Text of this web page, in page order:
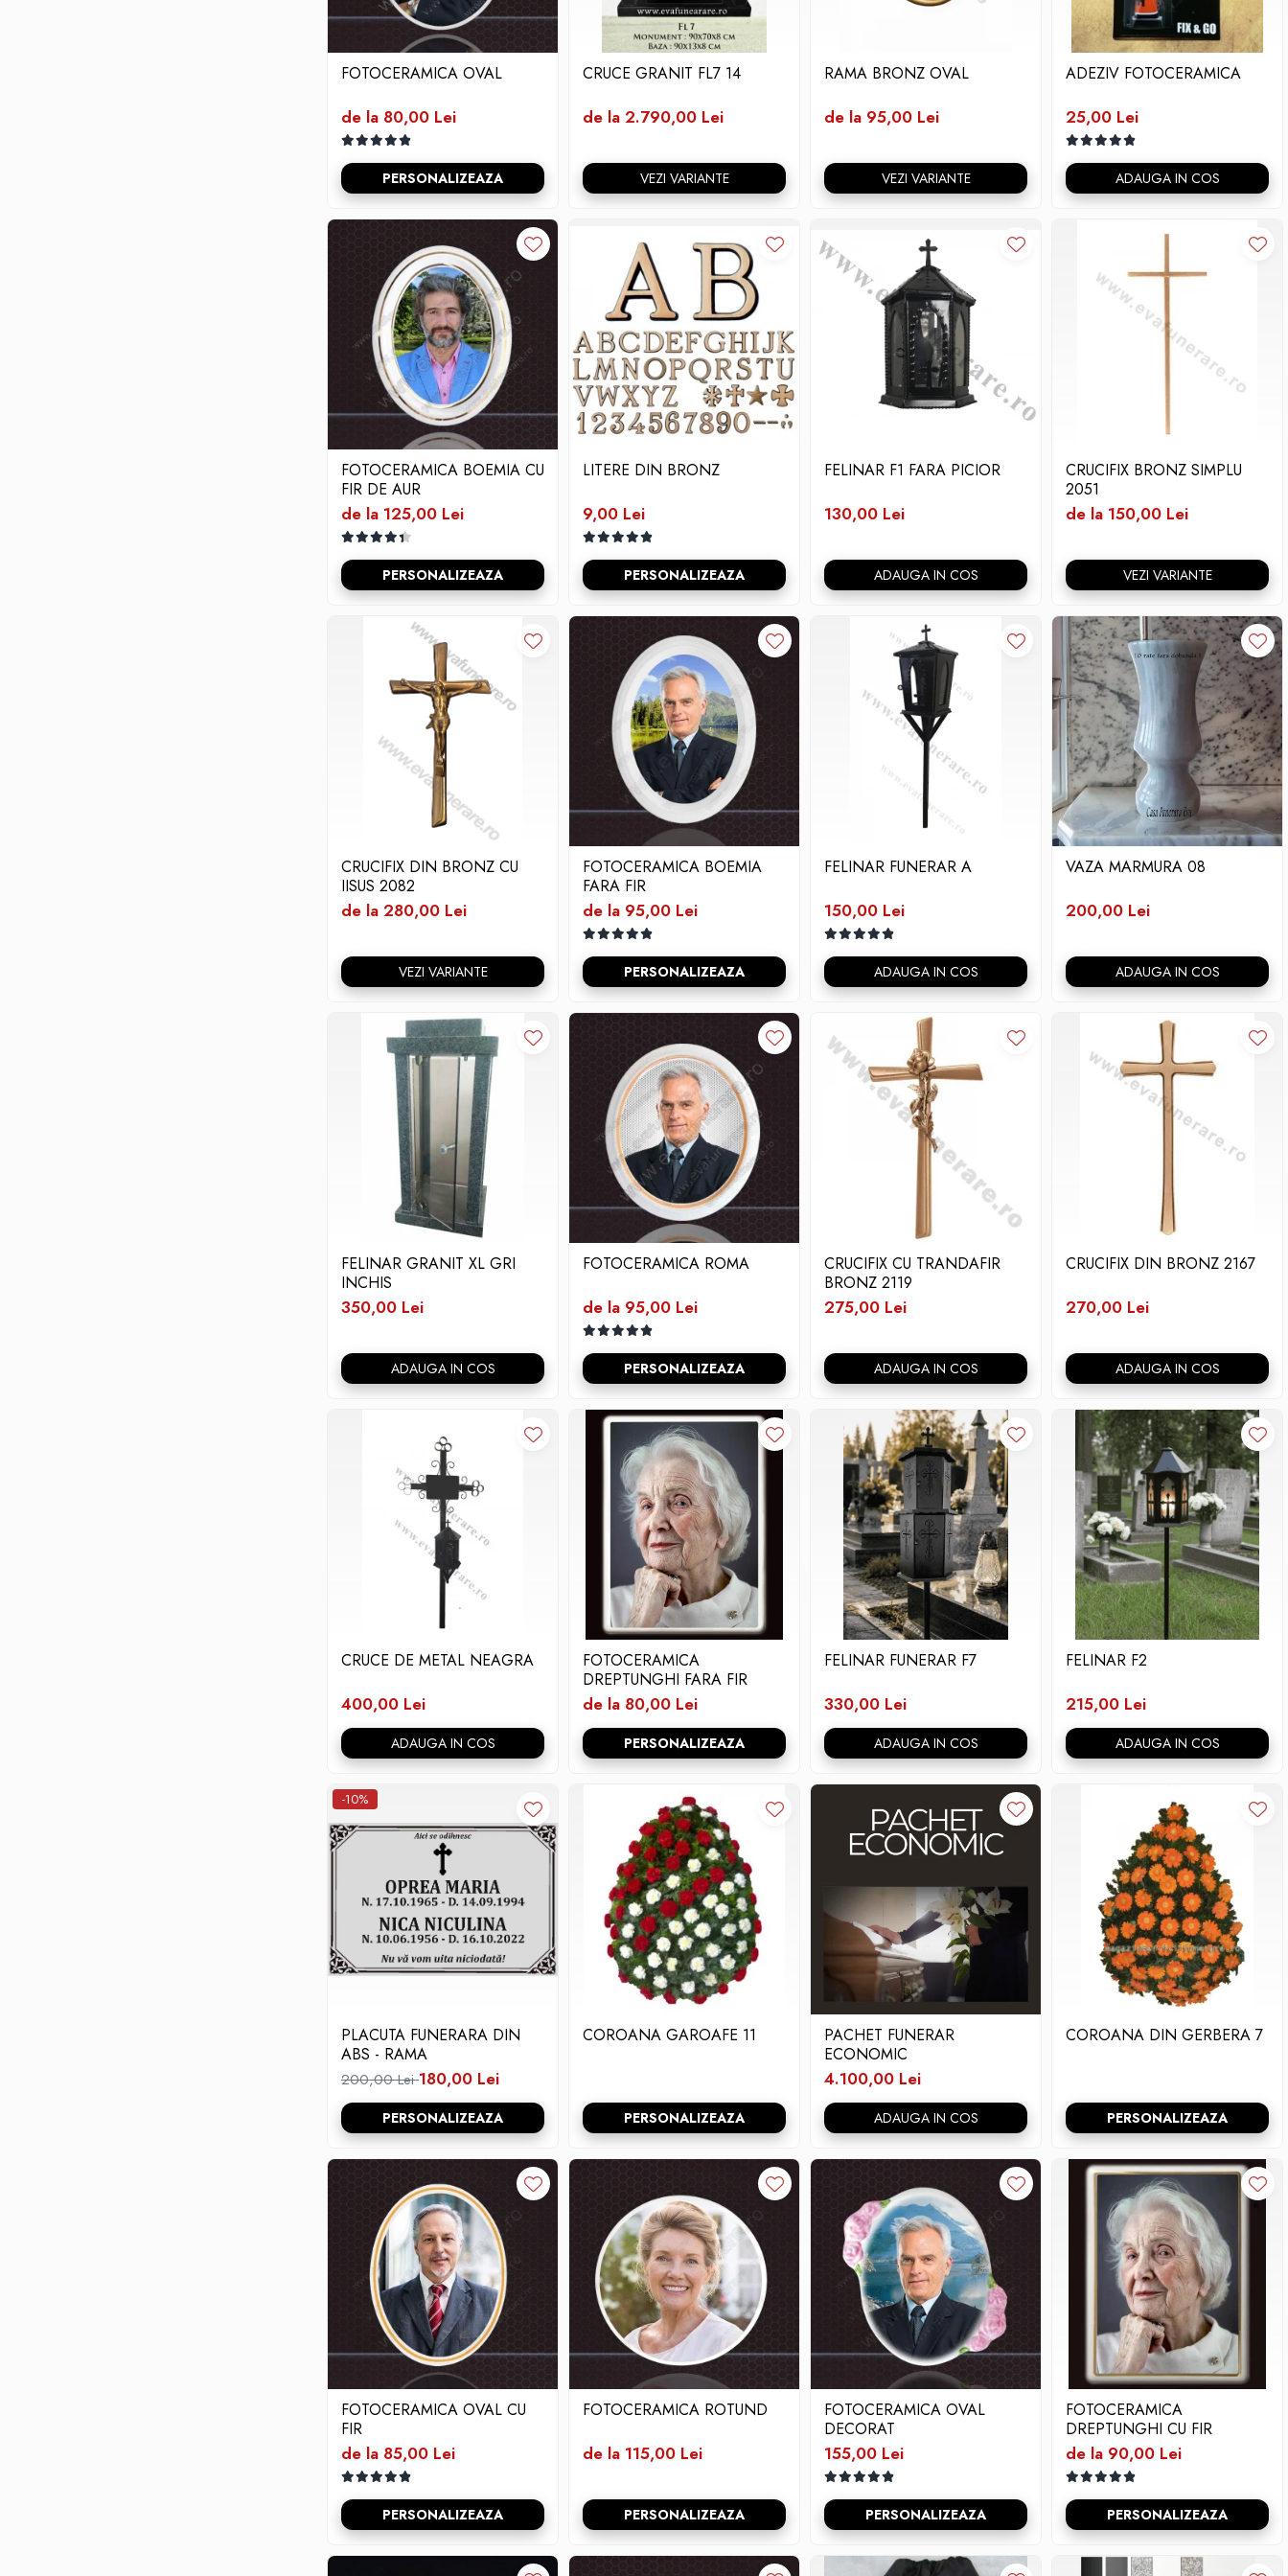
FOTOCERAMICA OVAL
de la 80,00 Lei
PERSONALIZEAZA
CRUCE GRANIT FL7 14
de la 2.790,00 Lei
VEZI VARIANTE
RAMA BRONZ OVAL
de la 95,00 Lei
VEZI VARIANTE
ADEZIV FOTOCERAMICA
25,00 Lei
ADAUGA IN COS
FOTOCERAMICA BOEMIA CU
FIR DE AUR
de la 125,00 Lei
PERSONALIZEAZA
LITERE DIN BRONZ
9,00 Lei
PERSONALIZEAZA
FELINAR F1 FARA PICIOR
130,00 Lei
ADAUGA IN COS
CRUCIFIX BRONZ SIMPLU
2051
de la 150,00 Lei
VEZI VARIANTE
CRUCIFIX DIN BRONZ CU
IISUS 2082
de la 280,00 Lei
VEZI VARIANTE
FOTOCERAMICA BOEMIA
FARA FIR
de la 95,00 Lei
PERSONALIZEAZA
FELINAR FUNERAR A
150,00 Lei
ADAUGA IN COS
VAZA MARMURA 08
200,00 Lei
ADAUGA IN COS
FELINAR GRANIT XL GRI
INCHIS
350,00 Lei
ADAUGA IN COS
FOTOCERAMICA ROMA
de la 95,00 Lei
PERSONALIZEAZA
CRUCIFIX CU TRANDAFIR
BRONZ 2119
275,00 Lei
ADAUGA IN COS
CRUCIFIX DIN BRONZ 2167
270,00 Lei
ADAUGA IN COS
CRUCE DE METAL NEAGRA
400,00 Lei
ADAUGA IN COS
FOTOCERAMICA
DREPTUNGHI FARA FIR
de la 80,00 Lei
PERSONALIZEAZA
FELINAR FUNERAR F7
330,00 Lei
ADAUGA IN COS
FELINAR F2
215,00 Lei
ADAUGA IN COS
-10%
PLACUTA FUNERARA DIN
ABS - RAMA
200,00 Lei180,00 Lei
PERSONALIZEAZA
COROANA GAROAFE 11
PERSONALIZEAZA
PACHET FUNERAR
ECONOMIC
4.100,00 Lei
ADAUGA IN COS
COROANA DIN GERBERA 7
PERSONALIZEAZA
FOTOCERAMICA OVAL CU
FIR
de la 85,00 Lei
PERSONALIZEAZA
FOTOCERAMICA ROTUND
de la 115,00 Lei
PERSONALIZEAZA
FOTOCERAMICA OVAL
DECORAT
155,00 Lei
PERSONALIZEAZA
FOTOCERAMICA
DREPTUNGHI CU FIR
de la 90,00 Lei
PERSONALIZEAZA